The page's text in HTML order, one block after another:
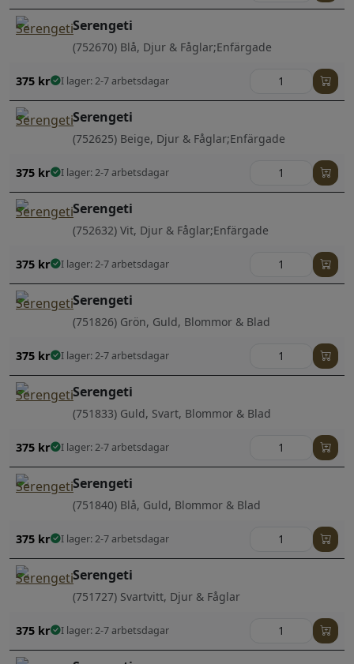
Serengeti
(752670) Blå, Djur & Fåglar;Enfärgade
375 kr I lager: 2-7 arbetsdagar
Serengeti
(752625) Beige, Djur & Fåglar;Enfärgade
375 kr I lager: 2-7 arbetsdagar
Serengeti
(752632) Vit, Djur & Fåglar;Enfärgade
375 kr I lager: 2-7 arbetsdagar
Serengeti
(751826) Grön, Guld, Blommor & Blad
375 kr I lager: 2-7 arbetsdagar
Serengeti
(751833) Guld, Svart, Blommor & Blad
375 kr I lager: 2-7 arbetsdagar
Serengeti
(751840) Blå, Guld, Blommor & Blad
375 kr I lager: 2-7 arbetsdagar
Serengeti
(751727) Svartvitt, Djur & Fåglar
375 kr I lager: 2-7 arbetsdagar